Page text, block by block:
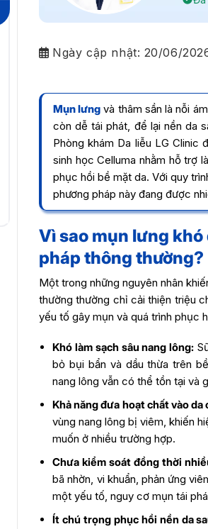
Ngày cập nhật: 20/06/
Mụn lưng và thâm sần là nỗi
còn dễ tái phát, để lại nền da
Phòng khám Da liễu LG Clinic
sinh học Celluma nhằm hỗ trợ
phục hồi bề mặt da. Với quy
phương pháp này đang được
Vì sao mụn lưng
pháp thông thường?
Một trong những nguyên nhân
thường thường chỉ cải thiện triệu
yếu tố gây mụn và quá trình phục
Khó làm sạch sâu nang lông:
bỏ bụi bẩn và dầu thừa trên
nang lông vẫn có thể tồn tại và
Khả năng đưa hoạt chất vào da
vùng nang lông bị viêm, khiến
muốn ở nhiều trường hợp.
Chưa kiểm soát đồng thời
bã nhờn, vi khuẩn, phản ứng
một yếu tố, nguy cơ mụn tái
Ít chú trọng phục hồi nền da